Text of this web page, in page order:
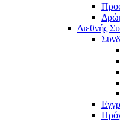
Διεθνής